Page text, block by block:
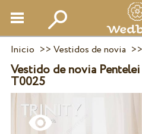
Inicio >> Vestidos de novia >>
Vestido de novia
T0025